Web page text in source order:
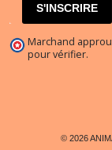
S'INSCRIRE
Marchand
pour vérifier.
© 2026